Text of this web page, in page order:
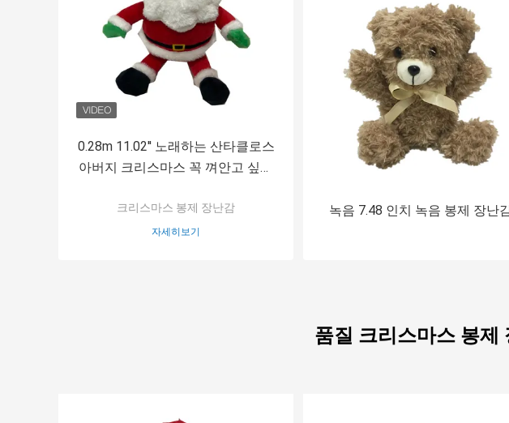
0.28m 11.02'' 노래하는 산타클로스
아버지 크리스마스 꼭 껴안고 싶은
크리스마스 봉제 장난감
자세히보기
녹음 7.48 인치 녹음 봉제 장난
품질 크리스마스 봉제